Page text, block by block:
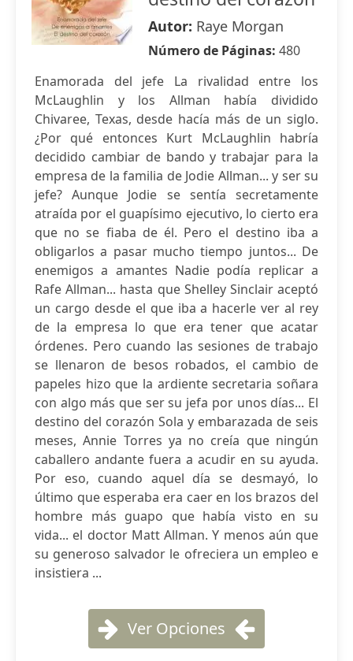
Autor: Raye Morgan
Número de Páginas: 480
Enamorada del jefe La rivalidad entre los
McLaughlin y los Allman había dividido
Chivaree, Texas, desde hacía más de un siglo.
¿Por qué entonces Kurt McLaughlin habría
decidido cambiar de bando y trabajar para la
empresa de la familia de Jodie Allman... y ser su
jefe? Aunque Jodie se sentía secretamente
atraída por el guapísimo ejecutivo, lo cierto era
que no se fiaba de él. Pero el destino iba a
obligarlos a pasar mucho tiempo juntos... De
enemigos a amantes Nadie podía replicar a
Rafe Allman... hasta que Shelley Sinclair aceptó
un cargo desde el que iba a hacerle ver al rey
de la empresa lo que era tener que acatar
órdenes. Pero cuando las sesiones de trabajo
se llenaron de besos robados, el cambio de
papeles hizo que la ardiente secretaria soñara
con algo más que ser su jefa por unos días... El
destino del corazón Sola y embarazada de seis
meses, Annie Torres ya no creía que ningún
caballero andante fuera a acudir en su ayuda.
Por eso, cuando aquel día se desmayó, lo
último que esperaba era caer en los brazos del
hombre más guapo que había visto en su
vida... el doctor Matt Allman. Y menos aún que
su generoso salvador le ofreciera un empleo e
insistiera ...
Ver Opciones